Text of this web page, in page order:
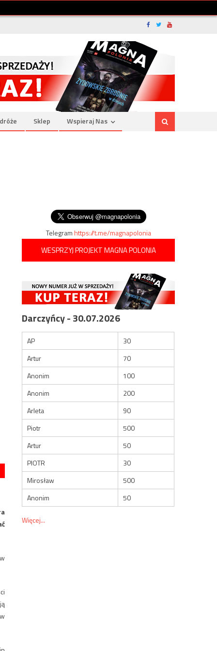
Sklep Wspieraj Nas
Telegramhttps://t.me/magnapolonia
WESPRZYJ PROJEKT MAGNA POLONIA
Darczyńcy - 30.07.2026
AP
30
Artur
70
Anonim
100
Anonim
200
Arleta
90
Piotr
500
Artur
50
PIOTR
30
Mirosław
500
Anonim
50
Więcej...